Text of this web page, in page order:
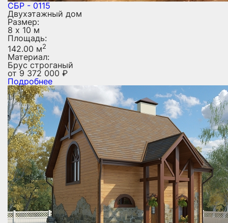
СБР - 0115
Двухэтажный дом
Размер:
8 х 10 м
Площадь:
142.00 м2
Материал:
Брус строганый
от9 372 000 ₽
Подробнее